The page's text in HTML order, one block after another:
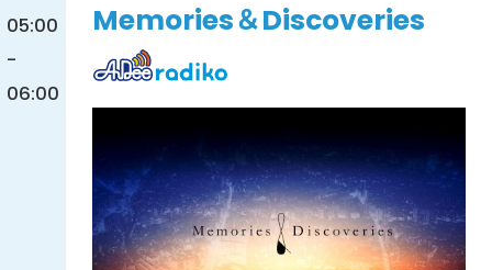
05:00
-
06:00
Memories＆Discoveries